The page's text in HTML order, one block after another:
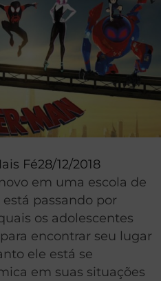
Fé28/12/2018
em uma escola de
passando por
os adolescentes
encontrar seu lugar
ele está se
em suas situações